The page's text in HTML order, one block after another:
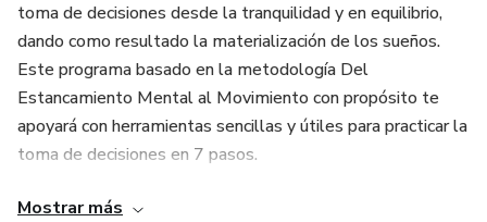
toma de decisiones desde la tranquilidad y en equilibrio,
dando como resultado la materialización de los sueños.
Este programa basado en la metodología Del
Estancamiento Mental al Movimiento con propósito te
apoyará con herramientas sencillas y útiles para practicar la
toma de decisiones en 7 pasos.
Beneficios del programa:
Mostrar más